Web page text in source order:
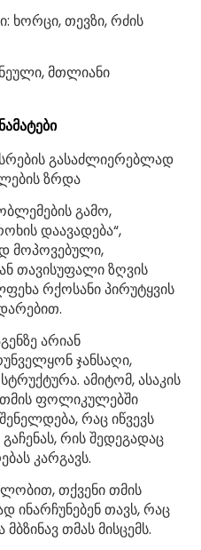
ხორცი, თევზი, რძის
მთლიანი
გასაძლიერებლად
ზრდა
გამო,
დაავადება“,
მოპოვებული,
თავისუფალი ზღვის
რქოსანი პირუტყვის
არიან
ჯანსაღი,
ამიტომ, ასაკის
თმის ფოლიკულებში
რაც იწვევს
რის შედეგადაც
კარგავს.
თქვენი თმის
თავს, რაც
თმას მისცემს.